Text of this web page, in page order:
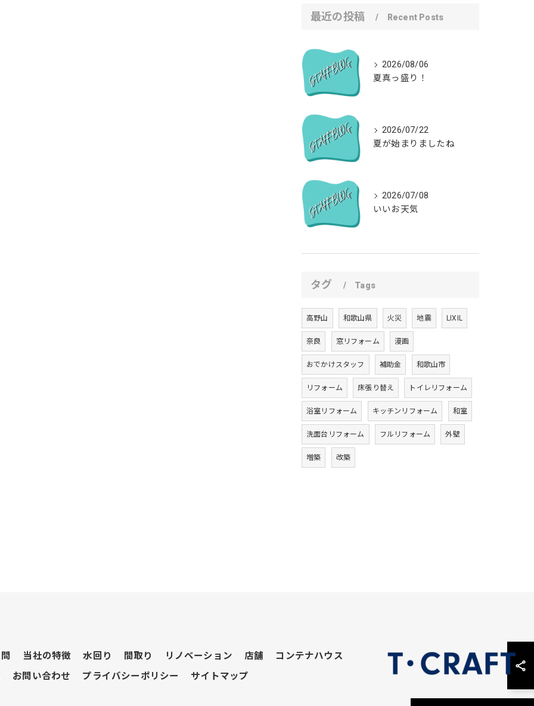
最近の投稿 Recent Posts
2026/08/06
夏真っ盛り！
2026/07/22
夏が始まりましたね
2026/07/08
いいお天気
タグ Tags
高野山 和歌山県 火災 地震 LIXIL
奈良 窓リフォーム 漫画
おでかけスタッフ 補助金 和歌山市
リフォーム 床張り替え トイレリフォーム
浴室リフォーム キッチンリフォーム 和室
洗面台リフォーム フルリフォーム 外壁
増築 改築
当社の特徴 水回り 間取り リノベーション 店舗
コンテナハウス
お問い合わせ プライバシーポリシー サイトマップ